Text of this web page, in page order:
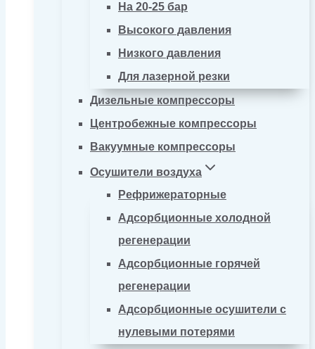
На 20-25 бар
Высокого давления
Низкого давления
Для лазерной резки
Дизельные компрессоры
Центробежные компрессоры
Вакуумные компрессоры
Осушители воздуха
Рефрижераторные
Адсорбционные холодной
регенерации
Адсорбционные горячей
регенерации
Адсорбционные осушители с
нулевыми потерями